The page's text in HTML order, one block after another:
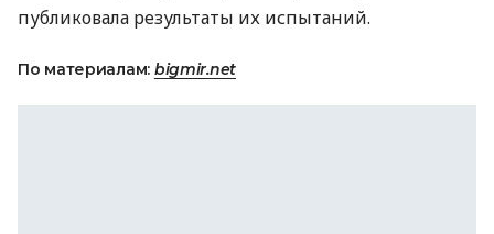
публиковала результаты их испытаний.
По материалам: bigmir.net